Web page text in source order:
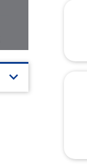
expand_more